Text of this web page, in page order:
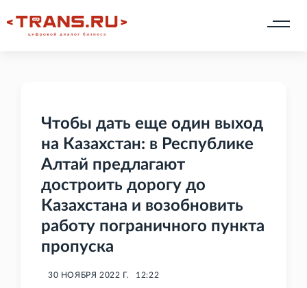
Чтобы дать еще один выход
на Казахстан: в Республике
Алтай предлагают
достроить дорогу до
Казахстана и возобновить
работу пограничного пункта
пропуска
30 НОЯБРЯ 2022 Г. 12:22